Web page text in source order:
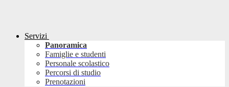
Servizi
Panoramica
Famiglie e studenti
Personale scolastico
Percorsi di studio
Prenotazioni